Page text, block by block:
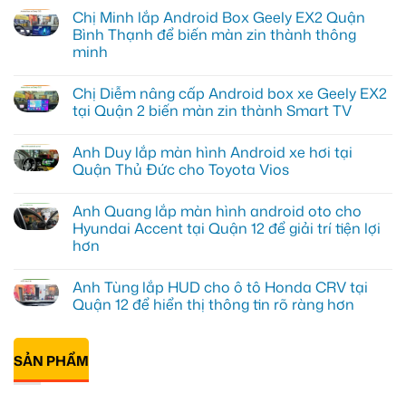
Chị Minh lắp Android Box Geely EX2 Quận
Bình Thạnh để biến màn zin thành thông
minh
bình
luận
ở
lắp
Android
Box
Quận
Bình
Thạnh
để
zin
thành
thông
Chị Diễm nâng cấp Android box xe Geely EX2
tại Quận 2 biến màn zin thành Smart TV
bình
luận
ở
nâng
cấp
Android
box
EX2
tại
Quận
màn
zin
thành
Anh Duy lắp màn hình Android xe hơi tại
Quận Thủ Đức cho Toyota Vios
bình
luận
ở
Anh
màn
hình
Android
tại
Quận
Thủ
Anh Quang lắp màn hình android oto cho
Hyundai Accent tại Quận 12 để giải trí tiện lợi
hơn
bình
luận
ở
màn
hình
android
Anh Tùng lắp HUD cho ô tô Honda CRV tại
Quận 12 để hiển thị thông tin rõ ràng hơn
có
luận
ở
Anh
SẢN PHẨM